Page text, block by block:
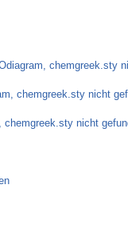
chemgreek.sty
chemgreek.sty nicht
chemgreek.sty nicht